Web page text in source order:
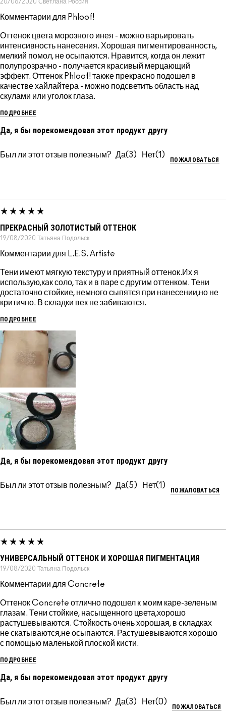
20/08/2020 Светлана Россия
Комментарии для Phloof!
Оттенок цвета морозного инея - можно варьировать
интенсивность нанесения. Хорошая пигментированность,
мелкий помол, не осыпаются. Нравится, когда он лежит
полупрозрачно - получается красивый мерцающий
эффект. Оттенок Phloof! также прекрасно подошел в
качестве хайлайтера - можно подсветить область над
скулами или уголок глаза.
ПОДРОБНЕЕ
Да, я бы порекомендовал этот продукт другу
Был ли этот отзыв полезным? 3 1
ПОЖАЛОВАТЬСЯ
ПРЕКРАСНЫЙ ЗОЛОТИСТЫЙ ОТТЕНОК
19/08/2020 Татьяна Подольск
Комментарии для L.E.S. Artiste
Тени имеют мягкую текстуру и приятный оттенок.Их я
использую,как соло, так и в паре с другим оттенком. Тени
достаточно стойкие, немного сыпятся при нанесении,но не
критично. В складки век не забиваются.
ПОДРОБНЕЕ
Да, я бы порекомендовал этот продукт другу
Был ли этот отзыв полезным? 5 1
ПОЖАЛОВАТЬСЯ
УНИВЕРСАЛЬНЫЙ ОТТЕНОК И ХОРОШАЯ ПИГМЕНТАЦИЯ
19/08/2020 Татьяна Подольск
Комментарии для Concrete
Оттенок Concrete отлично подошел к моим каре-зеленым
глазам. Тени стойкие, насыщенного цвета,хорошо
растушевываются. Стойкость очень хорошая, в складках
не скатываются,не осыпаются. Растушевываются хорошо
с помощью маленькой плоской кисти.
ПОДРОБНЕЕ
Да, я бы порекомендовал этот продукт другу
Был ли этот отзыв полезным? 3 0
ПОЖАЛОВАТЬСЯ